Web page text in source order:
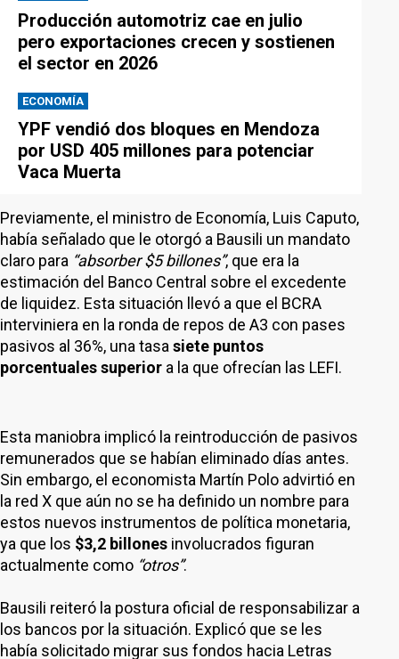
Producción automotriz cae en julio
pero exportaciones crecen y sostienen
el sector en 2026
ECONOMÍA
YPF vendió dos bloques en Mendoza
por USD 405 millones para potenciar
Vaca Muerta
Previamente, el ministro de Economía, Luis Caputo,
había señalado que le otorgó a Bausili un mandato
claro para “absorber $5 billones”, que era la
estimación del Banco Central sobre el excedente
de liquidez. Esta situación llevó a que el BCRA
interviniera en la ronda de repos de A3 con pases
pasivos al 36%, una tasa siete puntos
porcentuales superior a la que ofrecían las LEFI.
Esta maniobra implicó la reintroducción de pasivos
remunerados que se habían eliminado días antes.
Sin embargo, el economista Martín Polo advirtió en
la red X que aún no se ha definido un nombre para
estos nuevos instrumentos de política monetaria,
ya que los $3,2 billones involucrados figuran
actualmente como “otros”.
Bausili reiteró la postura oficial de responsabilizar a
los bancos por la situación. Explicó que se les
había solicitado migrar sus fondos hacia Letras